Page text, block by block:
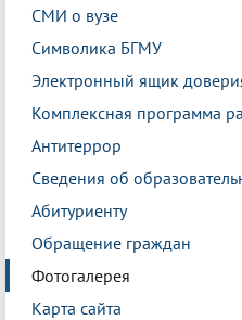
СМИ о вузе
Символика БГМУ
Электронный ящик
Комплексная программа
Антитеррор
Сведения об
Абитуриенту
Обращение граждан
Фотогалерея
Карта сайта